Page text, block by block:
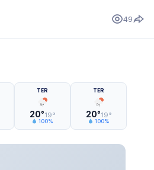
49
TER
20°19°
100%
TER
20°19°
100%